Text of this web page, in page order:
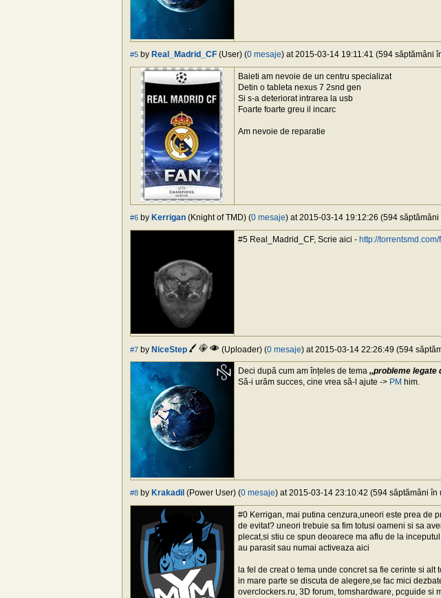
#5 by Real_Madrid_CF (User) (0 mesaje) at 2015-03-14 19:11:41 (594 săptămâni
Baieti am nevoie de un centru specializat
Detin o tableta nexus 7 2snd gen
Si s-a deteriorat intrarea la usb
Foarte foarte greu il incarc
Am nevoie de reparatie
#6 by Kerrigan (Knight of TMD) (0 mesaje) at 2015-03-14 19:12:26 (594 săptămâni
#5 Real_Madrid_CF, Scrie aici - http://
#7 by NiceStep (Uploader) (0 mesaje) at 2015-03-14 22:26:49 (594
Deci după cum am înțeles de tema ,,probleme legate
Să-i urăm succes, cine vrea să-l ajute -> PM him.
#8 by Krakadil (Power User) (0 mesaje) at 2015-03-14 23:10:42 (594 săptămâni în
#0 Kerrigan, mai putina cenzura,uneori este prea de
de evitat? uneori trebuie sa fim totusi oameni si sa
plecat,si stiu ce spun deoarece ma aflu de la
au parasit sau numai activeaza aici
la fel de creat o tema unde concret sa fie cerinte si
in mare parte se discuta de alegere,se fac mici
overclockers.ru, 3D forum, tomshardware, pcguide si